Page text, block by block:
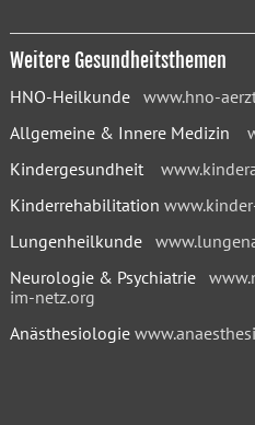
Weitere Gesundheitsthemen
HNO-Heilkunde www.hno-
Allgemeine & Innere Medizin
Kindergesundheit
Kinderrehabilitation
Lungenheilkunde
Neurologie & Psychiatrie
im-netz.org
Anästhesiologie